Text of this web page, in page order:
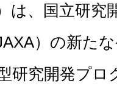
は、国立研究
）の新た
研究開発プロ